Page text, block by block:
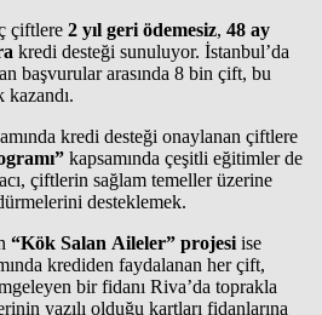
çiftlere 2 yıl geri ödemesiz, 48 ay
kredi desteği sunuluyor. İstanbul’da
başvurular arasında 8 bin çift, bu
kredi desteği onaylanan çiftlere
kapsamında çeşitli eğitimler de
çiftlerin sağlam temeller üzerine
desteklemek.
“Kök Salan Aileler” projesi ise
krediden faydalanan her çift,
bir fidanı Riva’da toprakla
yazılı olduğu kartları fidanlarına